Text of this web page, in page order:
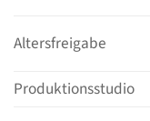
Altersfreigabe
Produktionsstudio